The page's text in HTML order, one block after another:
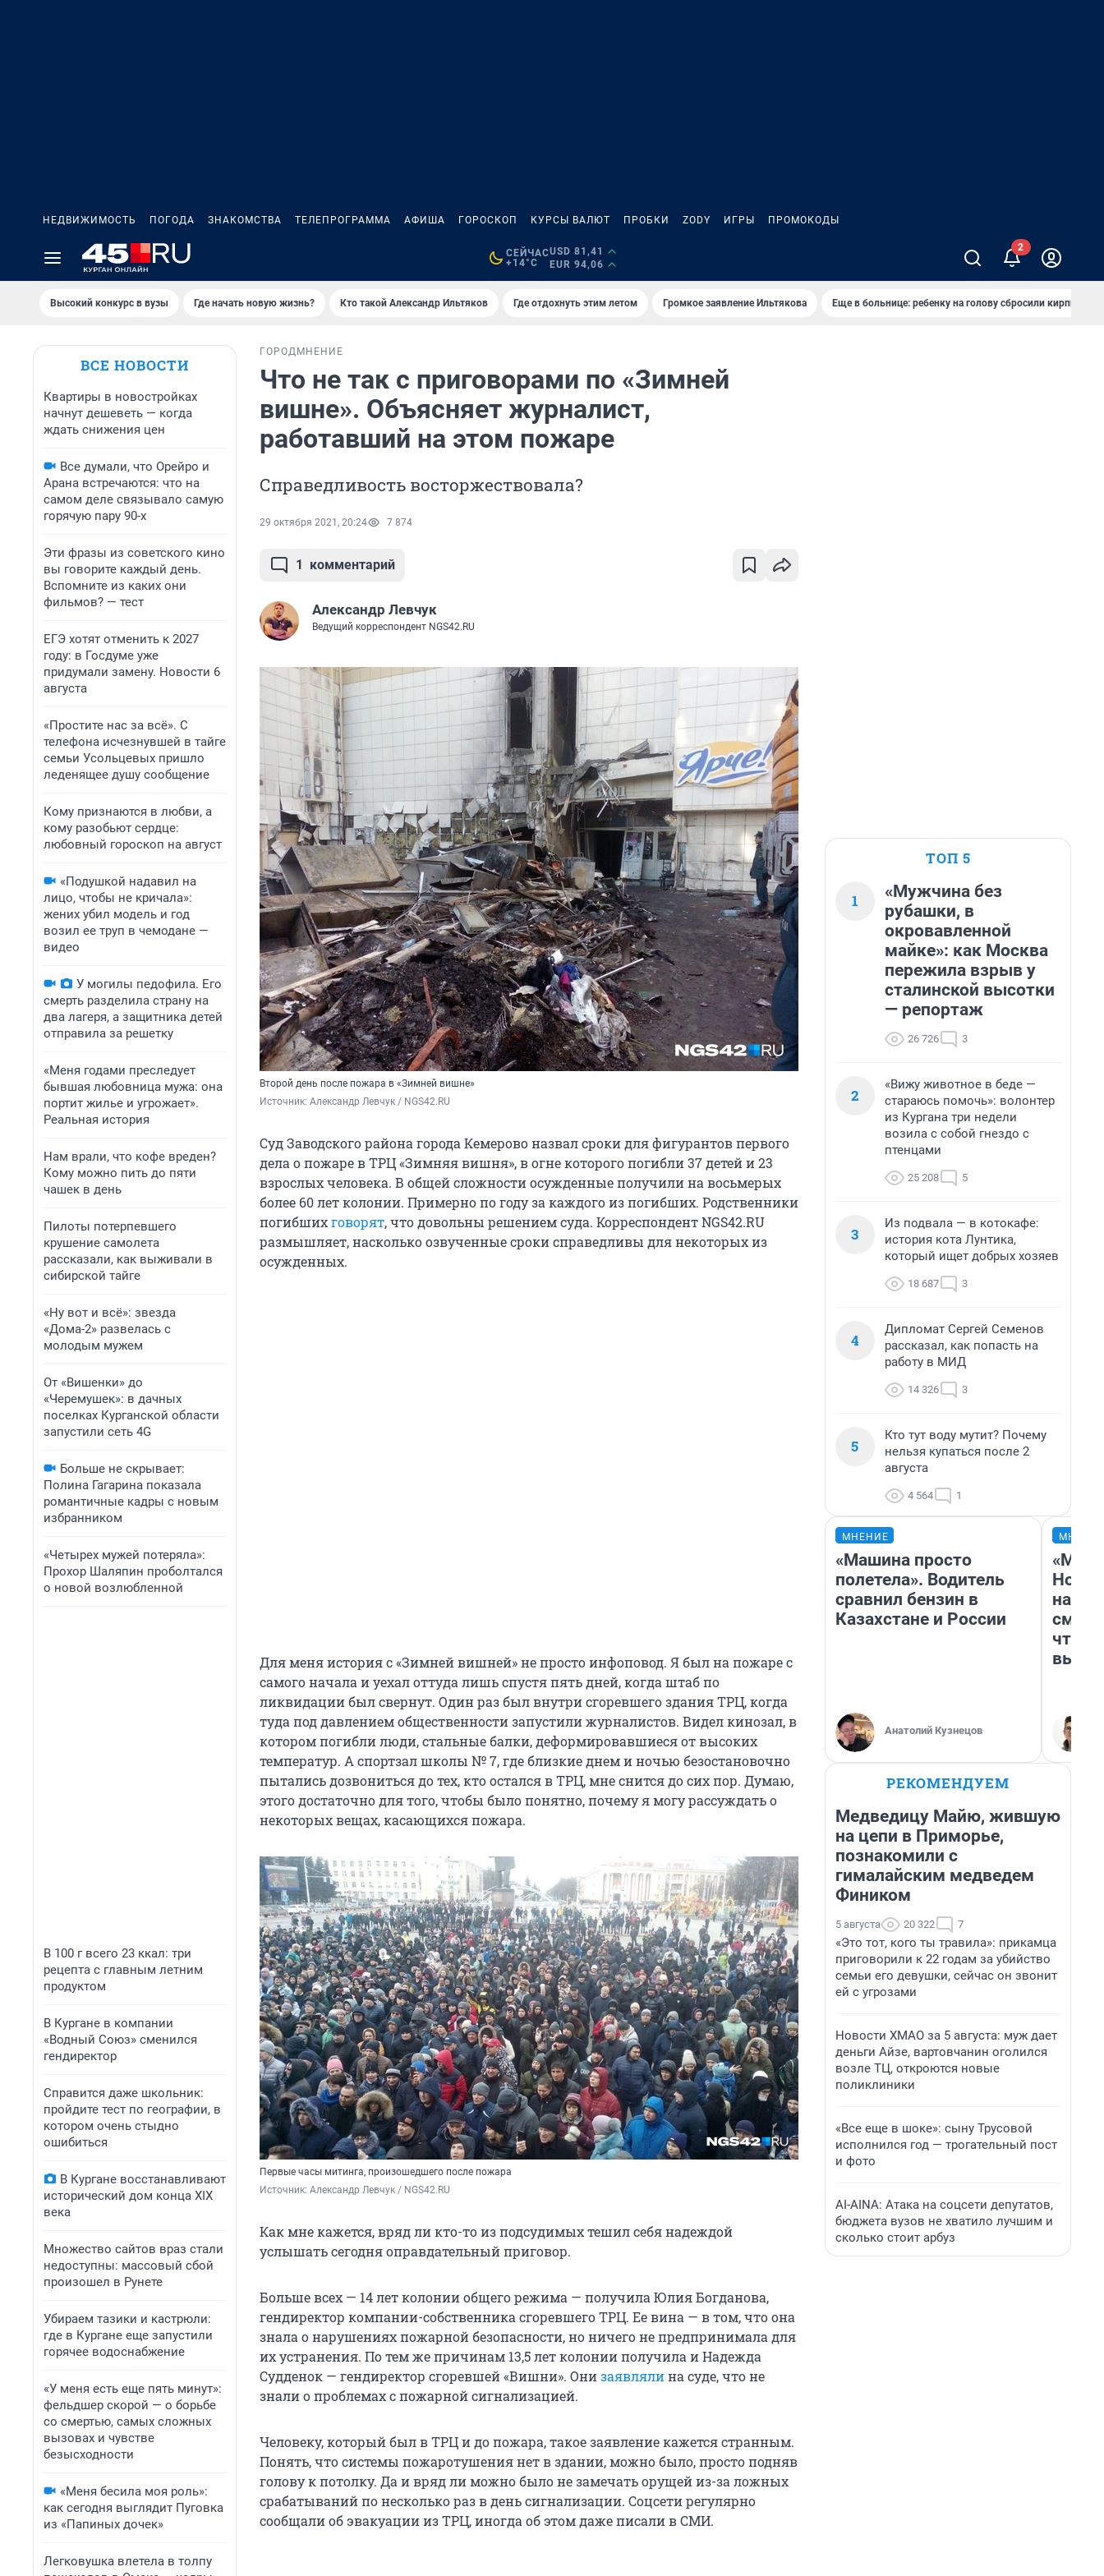
НЕДВИЖИМОСТЬ ПОГОДА ЗНАКОМСТВА ТЕЛЕПРОГРАММА АФИША ГОРОСКОП КУРСЫ ВАЛЮТ ПРОБКИ ZODY ИГРЫ ПРОМОКОДЫ
СЕЙЧАС
+14°C
USD 81,41
EUR 94,06
Высокий конкурс в вузы Где начать новую жизнь? Кто такой Александр Ильтяков Где отдохнуть этим летом Громкое заявление Ильтякова Еще в больнице: ребенку на голову сбросили кирпич
ВСЕ НОВОСТИ
Квартиры в новостройках
начнут дешеветь — когда
ждать снижения цен
Все думали, что Орейро и
Арана встречаются: что на
самом деле связывало самую
горячую пару 90-х
Эти фразы из советского кино
вы говорите каждый день.
Вспомните из каких они
фильмов? — тест
ЕГЭ хотят отменить к 2027
году: в Госдуме уже
придумали замену. Новости 6
августа
«Простите нас за всё». С
телефона исчезнувшей в тайге
семьи Усольцевых пришло
леденящее душу сообщение
Кому признаются в любви, а
кому разобьют сердце:
любовный гороскоп на август
«Подушкой надавил на
лицо, чтобы не кричала»:
жених убил модель и год
возил ее труп в чемодане —
видео
У могилы педофила. Его
смерть разделила страну на
два лагеря, а защитника детей
отправила за решетку
«Меня годами преследует
бывшая любовница мужа: она
портит жилье и угрожает».
Реальная история
Нам врали, что кофе вреден?
Кому можно пить до пяти
чашек в день
Пилоты потерпевшего
крушение самолета
рассказали, как выживали в
сибирской тайге
«Ну вот и всё»: звезда
«Дома-2» развелась с
молодым мужем
От «Вишенки» до
«Черемушек»: в дачных
поселках Курганской области
запустили сеть 4G
Больше не скрывает:
Полина Гагарина показала
романтичные кадры с новым
избранником
«Четырех мужей потеряла»:
Прохор Шаляпин проболтался
о новой возлюбленной
В 100 г всего 23 ккал: три
рецепта с главным летним
продуктом
В Кургане в компании
«Водный Союз» сменился
гендиректор
Справится даже школьник:
пройдите тест по географии, в
котором очень стыдно
ошибиться
В Кургане восстанавливают
исторический дом конца XIX
века
Множество сайтов враз стали
недоступны: массовый сбой
произошел в Рунете
Убираем тазики и кастрюли:
где в Кургане еще запустили
горячее водоснабжение
«У меня есть еще пять минут»:
фельдшер скорой — о борьбе
со смертью, самых сложных
вызовах и чувстве
безысходности
«Меня бесила моя роль»:
как сегодня выглядит Пуговка
из «Папиных дочек»
Легковушка влетела в толпу
ГОРОД МНЕНИЕ
Что не так с приговорами по «Зимней
вишне». Объясняет журналист,
работавший на этом пожаре
Справедливость восторжествовала?
29 октября 2021, 20:24 7 874
1 комментарий
Александр Левчук
Ведущий корреспондент NGS42.RU
Второй день после пожара в «Зимней вишне»
Источник: Александр Левчук / NGS42.RU
Суд Заводского района города Кемерово назвал сроки для фигурантов первого
дела о пожаре в ТРЦ «Зимняя вишня», в огне которого погибли 37 детей и 23
взрослых человека. В общей сложности осужденные получили на восьмерых
более 60 лет колонии. Примерно по году за каждого из погибших. Родственники
погибшихговорят, что довольны решением суда. Корреспондент NGS42.RU
размышляет, насколько озвученные сроки справедливы для некоторых из
осужденных.
Для меня история с «Зимней вишней» не просто инфоповод. Я был на пожаре с
самого начала и уехал оттуда лишь спустя пять дней, когда штаб по
ликвидации был свернут. Один раз был внутри сгоревшего здания ТРЦ, когда
туда под давлением общественности запустили журналистов. Видел кинозал, в
котором погибли люди, стальные балки, деформировавшиеся от высоких
температур. А спортзал школы № 7, где близкие днем и ночью безостановочно
пытались дозвониться до тех, кто остался в ТРЦ, мне снится до сих пор. Думаю,
этого достаточно для того, чтобы было понятно, почему я могу рассуждать о
некоторых вещах, касающихся пожара.
Первые часы митинга, произошедшего после пожара
Источник: Александр Левчук / NGS42.RU
Как мне кажется, вряд ли кто-то из подсудимых тешил себя надеждой
услышать сегодня оправдательный приговор.
Больше всех — 14 лет колонии общего режима — получила Юлия Богданова,
гендиректор компании-собственника сгоревшего ТРЦ. Ее вина — в том, что она
знала о нарушениях пожарной безопасности, но ничего не предпринимала для
их устранения. По тем же причинам 13,5 лет колонии получила и Надежда
Судденок — гендиректор сгоревшей «Вишни». Онизаявлялина суде, что не
знали о проблемах с пожарной сигнализацией.
Человеку, который был в ТРЦ и до пожара, такое заявление кажется странным.
Понять, что системы пожаротушения нет в здании, можно было, просто подняв
голову к потолку. Да и вряд ли можно было не замечать орущей из-за ложных
срабатываний по несколько раз в день сигнализации. Соцсети регулярно
сообщали об эвакуации из ТРЦ, иногда об этом даже писали в СМИ.
ТОП 5
1
«Мужчина без
рубашки, в
окровавленной
майке»: как Москва
пережила взрыв у
сталинской высотки
— репортаж
26 726 3
2
«Вижу животное в беде —
стараюсь помочь»: волонтер
из Кургана три недели
возила с собой гнездо с
птенцами
25 208 5
3
Из подвала — в котокафе:
история кота Лунтика,
который ищет добрых хозяев
18 687 3
4
Дипломат Сергей Семенов
рассказал, как попасть на
работу в МИД
14 326 3
5
Кто тут воду мутит? Почему
нельзя купаться после 2
августа
4 564 1
МНЕНИЕ
«Машина просто
полетела». Водитель
сравнил бензин в
Казахстане и России
Анатолий Кузнецов
«Мы
РЕКОМЕНДУЕМ
Медведицу Майю, жившую
на цепи в Приморье,
познакомили с
гималайским медведем
Фиником
5 августа 20 322 7
«Это тот, кого ты травила»: прикамца
приговорили к 22 годам за убийство
семьи его девушки, сейчас он звонит
ей с угрозами
Новости ХМАО за 5 августа: муж дает
деньги Айзе, вартовчанин оголился
возле ТЦ, откроются новые
поликлиники
«Все еще в шоке»: сыну Трусовой
исполнился год — трогательный пост
и фото
AI-AINA: Атака на соцсети депутатов,
бюджета вузов не хватило лучшим и
сколько стоит арбуз